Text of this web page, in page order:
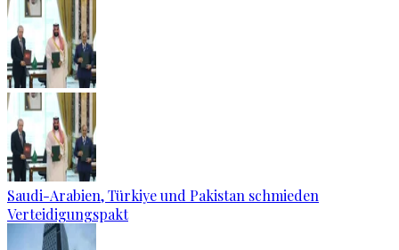
Saudi-Arabien, Türkiye und Pakistan schmieden
Verteidigungspakt